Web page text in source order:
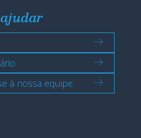
à nossa equipe